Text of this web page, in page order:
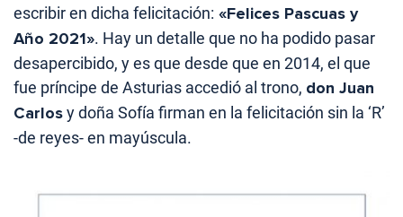
escribir en dicha felicitación: «Felices Pascuas y
Año 2021». Hay un detalle que no ha podido pasar
desapercibido, y es que desde que en 2014, el que
fue príncipe de Asturias accedió al trono, don Juan
Carlosy doña Sofía firman en la felicitación sin la ‘R’
-de reyes- en mayúscula.